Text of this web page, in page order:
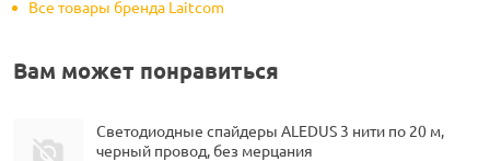
Все товары бренда Laitcom
Вам может понравиться
Светодиодные спайдеры ALEDUS 3 нити по 20 м,
черный провод, без мерцания